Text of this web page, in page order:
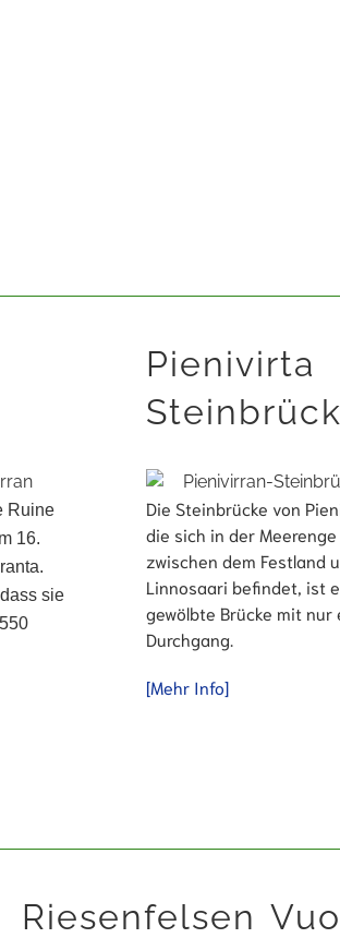
Ruine
16.
sie
Pienivirta
Die Steinbrücke von
die sich in der Meerenge
zwischen dem Festland
Linnosaari befindet, ist
gewölbte Brücke mit nur
Durchgang.
[Mehr Info]
Riesenfelsen